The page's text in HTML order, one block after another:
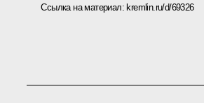
Ссылка на материал: kremlin.ru/d/69326